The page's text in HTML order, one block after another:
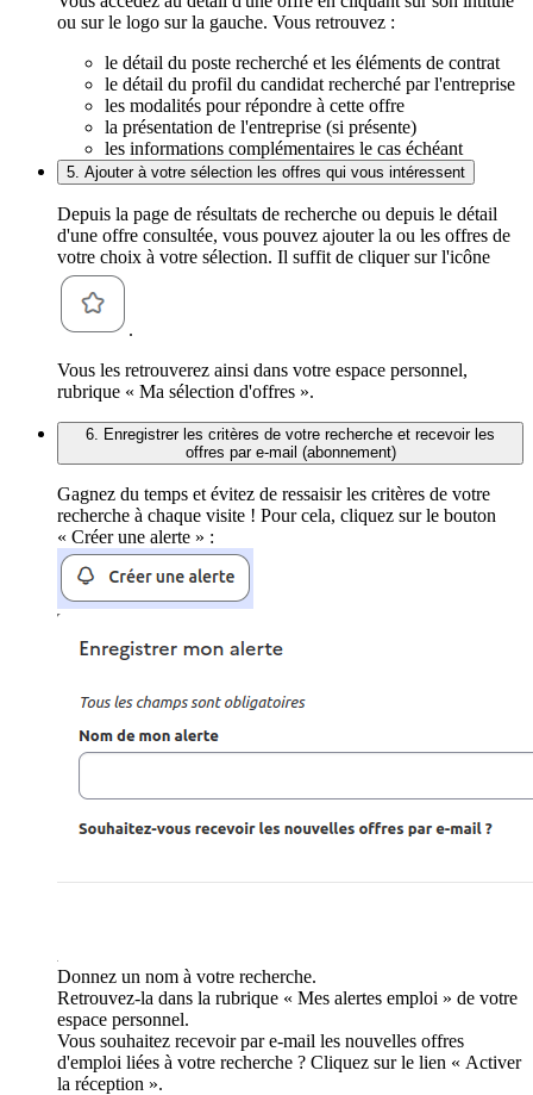
ou sur le logo sur la gauche. Vous retrouvez :
le détail du poste recherché et les éléments de contrat
le détail du profil du candidat recherché par l'entreprise
les modalités pour répondre à cette offre
la présentation de l'entreprise (si présente)
les informations complémentaires le cas échéant
5. Ajouter à votre sélection les offres qui vous intéressent
Depuis la page de résultats de recherche ou depuis le détail
d'une offre consultée, vous pouvez ajouter la ou les offres de
votre choix à votre sélection. Il suffit de cliquer sur l'icône
.
Vous les retrouverez ainsi dans votre espace personnel,
rubrique « Ma sélection d'offres ».
6. Enregistrer les critères de votre recherche et recevoir les
offres par e-mail (abonnement)
Gagnez du temps et évitez de ressaisir les critères de votre
recherche à chaque visite ! Pour cela, cliquez sur le bouton
« Créer une alerte » :
Donnez un nom à votre recherche.
Retrouvez-la dans la rubrique « Mes alertes emploi » de votre
espace personnel.
Vous souhaitez recevoir par e-mail les nouvelles offres
d'emploi liées à votre recherche ? Cliquez sur le lien « Activer
la réception ».